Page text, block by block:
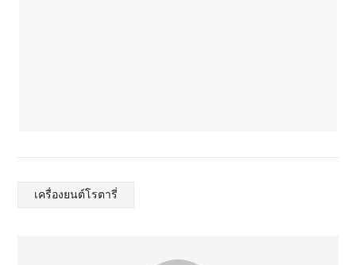
เครื่องยนต์โรตารี่